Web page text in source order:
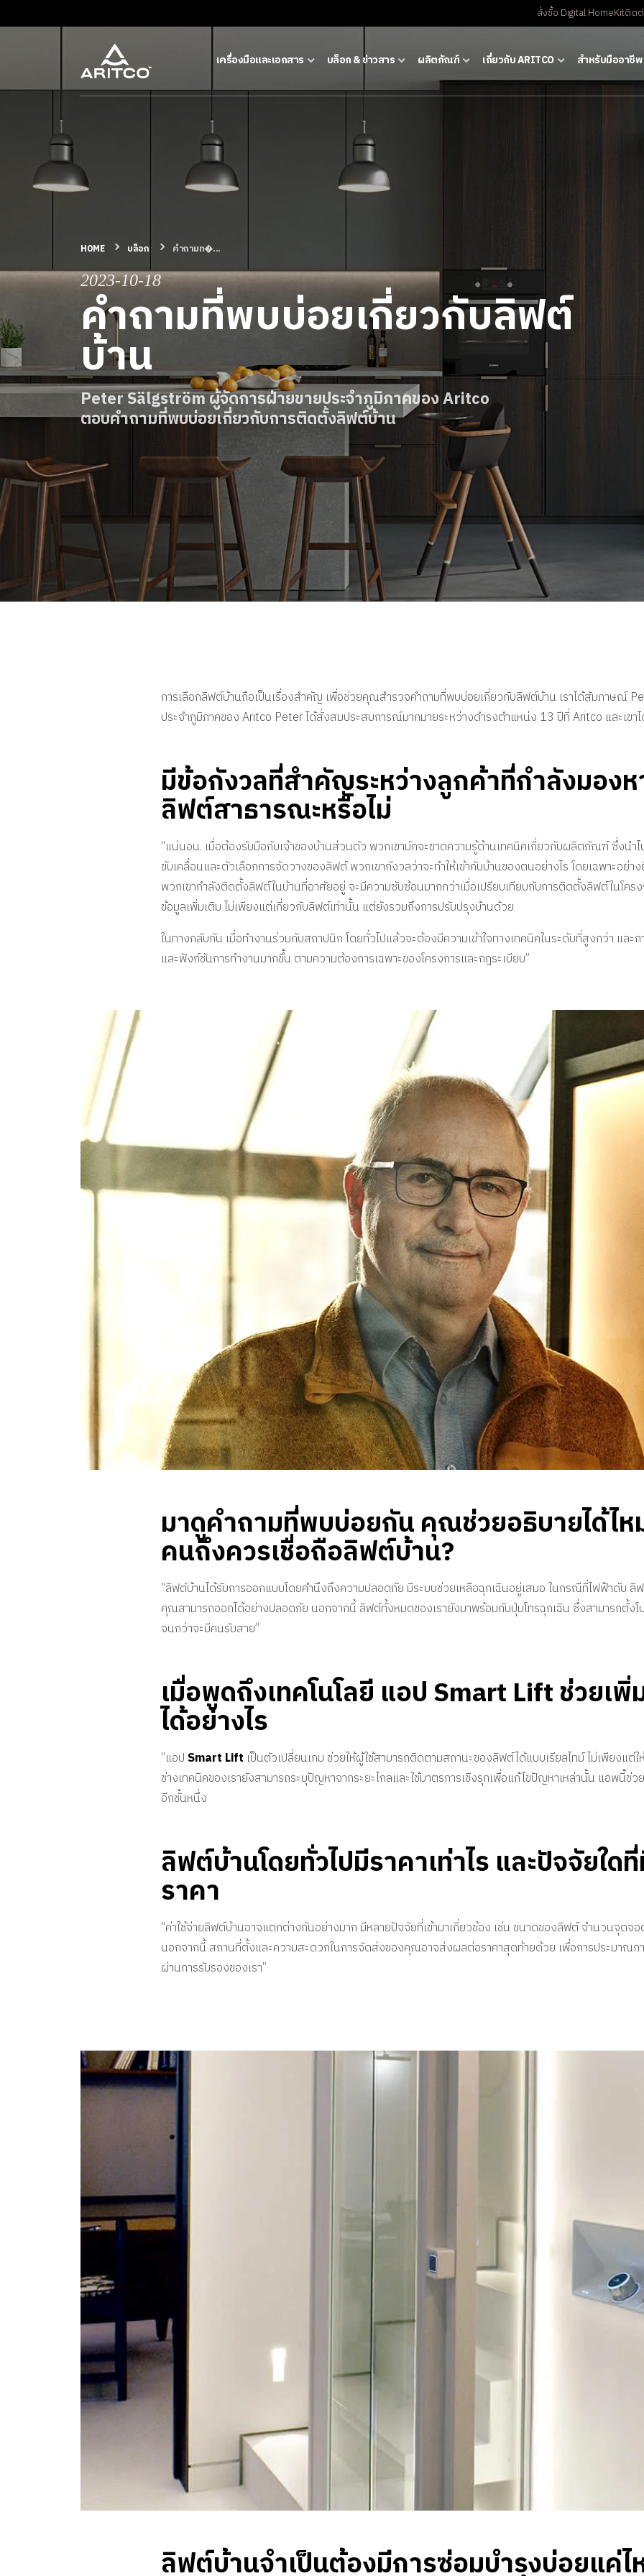
สั่งซื้อ Digital HomeKitติดต่
เครื่องมือและเอกสาร บล็อก & ข่าวสาร ผลิตภัณฑ์ เกี่ยวกับ ARITCO สําหรับมืออาชีพ
เครื่องมือและเอกสาร
บล็อก & ข่าวสาร
ผลิตภัณฑ์
สําหรับมืออาชีพ
สั่งซื้อ Digital HomeKit
ติดต่อเรา
สอบถามราคาประเมิน
สมัครรับจดหมายข่าว
คําถามที่พบบ่อย
HOME บล็อก คำถามท�...
2023-10-18
คำถามที่พบบ่อยเกี่ยวกับลิฟต์
บ้าน
Peter Sälgström ผู้จัดการฝ่ายขายประจำภูมิภาคของ Aritco
ตอบคำถามที่พบบ่อยเกี่ยวกับการติดตั้งลิฟต์บ้าน
การเลือกลิฟต์บ้านถือเป็นเรื่องสำคัญ เพื่อช่วยคุณสำรวจคำถามที่พบบ่อยเกี่ยวกับลิฟต์บ้าน เราได้สัมภาษณ์
ประจำภูมิภาคของ Aritco Peter ได้สั่งสมประสบการณ์มากมายระหว่างดำรงตำแหน่ง 13 ปีที่ Aritco และเขา
มีข้อกังวลที่สำคัญระหว่างลูกค้าที่กำลังมอง
ลิฟต์สาธารณะหรือไม่
“แน่นอน. เมื่อต้องรับมือกับเจ้าของบ้านส่วนตัว พวกเขามักจะขาดความรู้ด้านเทคนิคเกี่ยวกับผลิตภัณฑ์ ซึ่งนำไ
ขับเคลื่อนและตัวเลือกการจัดวางของลิฟต์ พวกเขากังวลว่าจะทำให้เข้ากับบ้านของตนอย่างไร โดยเฉพาะอย่
พวกเขากำลังติดตั้งลิฟต์ในบ้านที่อาศัยอยู่ จะมีความซับซ้อนมากกว่าเมื่อเปรียบเทียบกับการติดตั้งลิฟต์ในโคร
ข้อมูลเพิ่มเติม ไม่เพียงแต่เกี่ยวกับลิฟต์เท่านั้น แต่ยังรวมถึงการปรับปรุงบ้านด้วย
ในทางกลับกัน เมื่อทำงานร่วมกับสถาปนิก โดยทั่วไปแล้วจะต้องมีความเข้าใจทางเทคนิคในระดับที่สูงกว่า และ
และฟังก์ชันการทำงานมากขึ้น ตามความต้องการเฉพาะของโครงการและกฎระเบียบ”
มาดูคำถามที่พบบ่อยกัน คุณช่วยอธิบายได้ไห
คนถึงควรเชื่อถือลิฟต์บ้าน?
“ลิฟต์บ้านได้รับการออกแบบโดยคำนึงถึงความปลอดภัย มีระบบช่วยเหลือฉุกเฉินอยู่เสมอ ในกรณีที่ไฟฟ้าดับ ลิ
คุณสามารถออกได้อย่างปลอดภัย นอกจากนี้ ลิฟต์ทั้งหมดของเรายังมาพร้อมกับปุ่มโทรฉุกเฉิน ซึ่งสามารถตั้งโ
จนกว่าจะมีคนรับสาย”
เมื่อพูดถึงเทคโนโลยี แอป Smart Lift ช่วยเ
ได้อย่างไร
“แอปSmart Lift เป็นตัวเปลี่ยนเกม ช่วยให้ผู้ใช้สามารถติดตามสถานะของลิฟต์ได้แบบเรียลไทม์ ไม่เพียงแ
ช่างเทคนิคของเรายังสามารถระบุปัญหาจากระยะไกลและใช้มาตรการเชิงรุกเพื่อแก้ไขปัญหาเหล่านั้น แอพนี้ช่
อีกชั้นหนึ่ง
ลิฟต์บ้านโดยทั่วไปมีราคาเท่าไร และปัจจัยใ
ราคา
“ค่าใช้จ่ายลิฟต์บ้านอาจแตกต่างกันอย่างมาก มีหลายปัจจัยที่เข้ามาเกี่ยวข้อง เช่น ขนาดของลิฟต์ จำนวนจุดจ
นอกจากนี้ สถานที่ตั้งและความสะดวกในการจัดส่งของคุณอาจส่งผลต่อราคาสุดท้ายด้วย เพื่อการประมาณ
ผ่านการรับรองของเรา”
ลิฟต์บ้านจำเป็นต้องมีการซ่อมบำรุงบ่อยแค่ไ